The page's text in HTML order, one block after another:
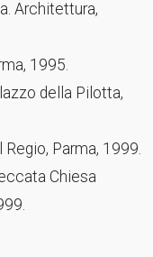
Architettura,
1995.
della Pilotta,
Regio, Parma, 1999.
Chiesa